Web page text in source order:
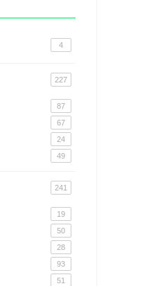
4
227
87
67
24
49
241
19
50
28
93
51